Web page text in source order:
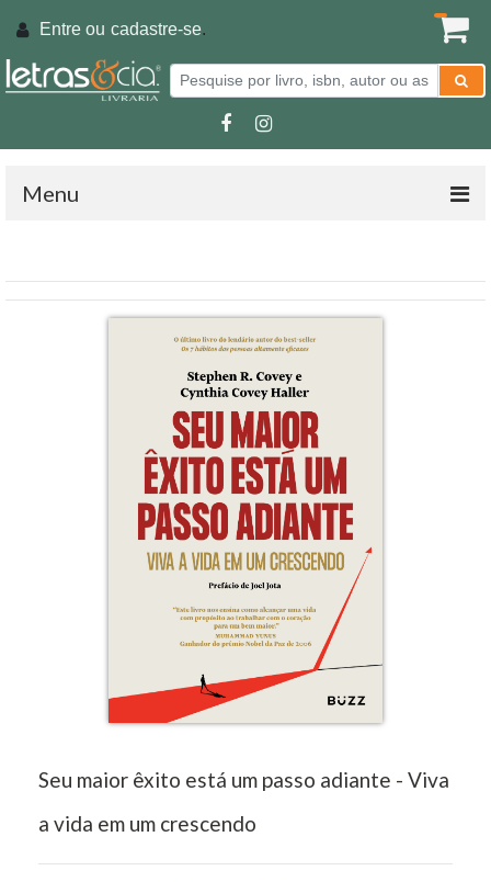
Entre ou cadastre-se.
Menu
Seu maior êxito está um passo adiante - Viva
a vida em um crescendo